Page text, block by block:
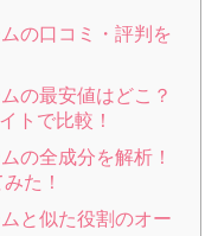
の口コミ・評判を
の最安値はどこ？
トで比較！
の全成分を解析！
た！
と似た役割のオー